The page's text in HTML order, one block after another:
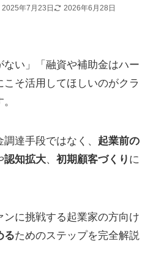
2025年7月23日 2026年6月28日
ない」「融資や補助金はハー
こそ活用してほしいのがクラ
達手段ではなく、 起業前の
認知拡大、 初期顧客づくり に
に挑戦する起業家の方向け
るためのステップを完全解説